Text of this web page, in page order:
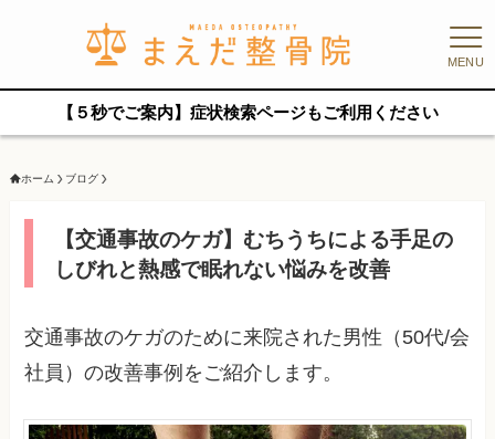
MENU
【５秒でご案内】症状検索ページもご利用ください
ホーム ブログ
【交通事故のケガ】むちうちによる手足の
しびれと熱感で眠れない悩みを改善
交通事故のケガのために来院された男性（50代/会
社員）の改善事例をご紹介します。